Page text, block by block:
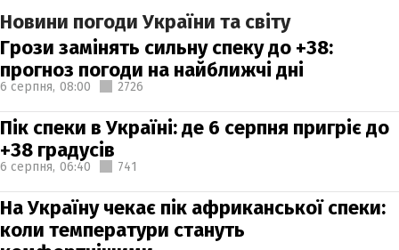
Новини погоди України та світу
Грози замінять сильну спеку до +38:
прогноз погоди на найближчі дні
6 серпня, 08:00 2726
Пік спеки в Україні: де 6 серпня пригріє до
+38 градусів
6 серпня, 06:40 741
На Україну чекає пік африканської спеки:
коли температури стануть